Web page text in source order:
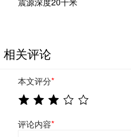
相关评论
本文评分*
评论内容*